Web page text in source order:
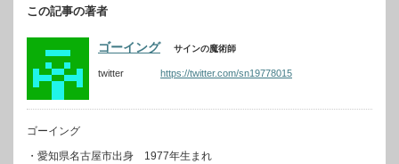
この記事の著者
ゴーイング サインの魔術師
twitter https://twitter.com/sn19778015
ゴーイング
・愛知県名古屋市出身 1977年生まれ